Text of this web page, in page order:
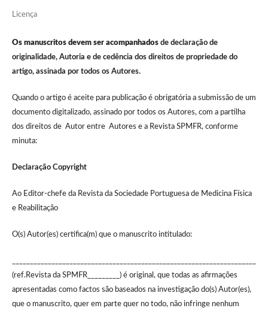
Licença
Os manuscritos devem ser acompanhadosde declaração de
originalidade, Autoria e de cedência dos direitos de propriedade do
artigo, assinada por todos os Autores.
Quando o artigo é aceite para publicação é obrigatória a submissão de um
documento digitalizado, assinado por todos os Autores, com a partilha
dos direitos de Autor entre Autores e a Revista SPMFR, conforme
minuta:
Declaração Copyright
Ao Editor-chefe da Revista da Sociedade Portuguesa de Medicina Física
e Reabilitação
O(s) Autor(es) certifica(m) que o manuscrito intitulado:
(ref.Revista da SPMFR_________) é original, que todas as afirmações
apresentadas como factos são baseados na investigação do(s) Autor(es),
que o manuscrito, quer em parte quer no todo, não infringe nenhum